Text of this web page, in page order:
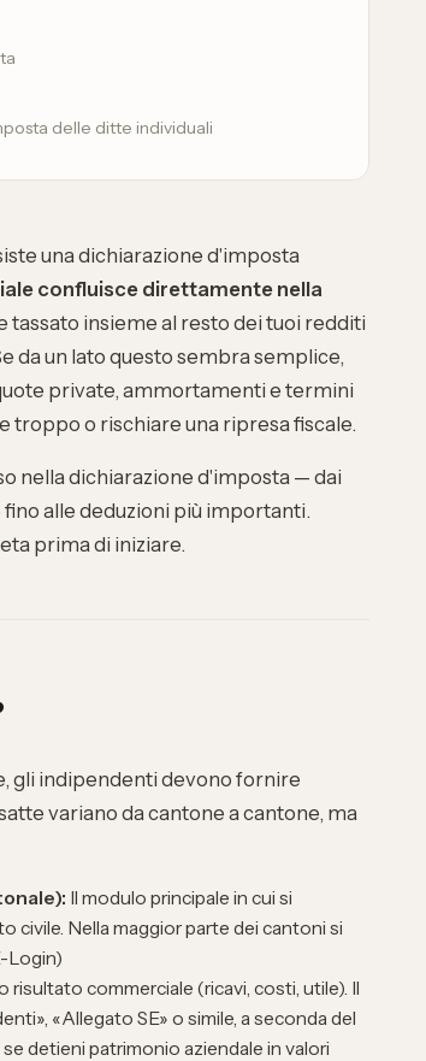
delle ditte individuali
una dichiarazione d'imposta
confluisce direttamente nella
tassato insieme al resto dei tuoi redditi
da un lato questo sembra semplice,
private, ammortamenti e termini
o rischiare una ripresa fiscale.
nella dichiarazione d'imposta — dai
alle deduzioni più importanti.
prima di iniziare.
gli indipendenti devono fornire
variano da cantone a cantone, ma
Il modulo principale in cui si
civile. Nella maggior parte dei cantoni si
Login)
risultato commerciale (ricavi, costi, utile). Il
«Allegato SE» o simile, a seconda del
se detieni patrimonio aziendale in valori